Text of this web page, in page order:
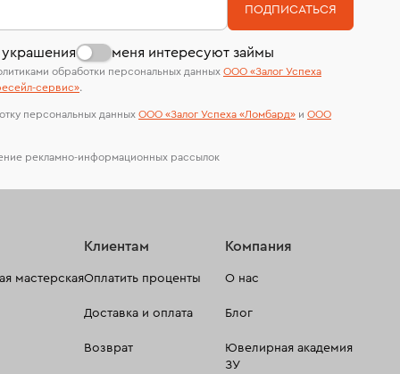
сертификаты МГУ и других геммологических
лабораторий
меня интересуют займы
ПОДПИСАТЬСЯ
обработки персональных данных ООО «Залог Успеха
сервиc».
персональных данных ООО «Залог Успеха «Ломбард» и ООО
рекламно-информационных рассылок
мастерская
Клиентам
Оплатить проценты
Доставка и оплата
Возврат
Компания
О нас
Блог
Ювелирная академия
ЗУ